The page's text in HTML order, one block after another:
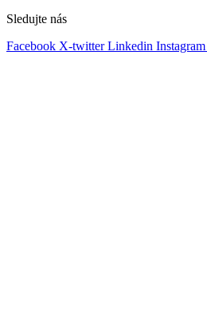
Sledujte nás
Facebook X-twitter Linkedin Instagram